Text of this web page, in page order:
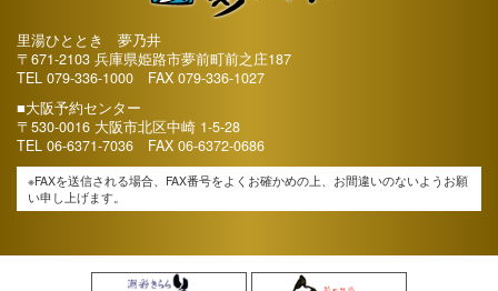
里湯ひととき 夢乃井
〒671-2103 兵庫県姫路市夢前町前之庄187
TEL 079-336-1000 FAX 079-336-1027
■大阪予約センター
〒530-0016 大阪市北区中崎 1-5-28
TEL 06-6371-7036 FAX 06-6372-0686
※FAXを送信される場合、FAX番号をよくお確かめの上、お間違いのないようお願
い申し上げます。